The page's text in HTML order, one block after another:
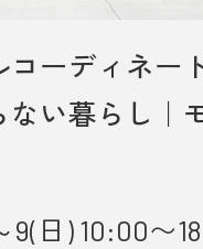
ご来場は対象外
にご協力してい
。
いについて
ーディネー
い暮らし｜
9(日) 10:00〜